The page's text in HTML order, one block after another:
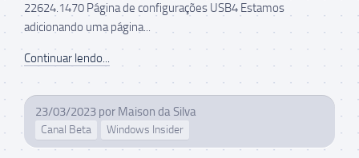
22624.1470 Página de configurações USB4 Estamos
adicionando uma página...
Continuar lendo...
23/03/2023 por Maison da Silva
Canal Beta Windows Insider